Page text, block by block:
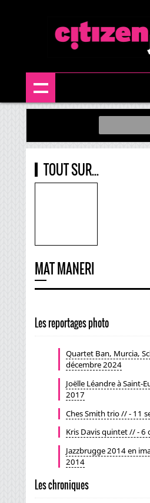
TOUT SUR...
MAT MANERI
Les reportages photo
Quartet Ban, Murcia,
décembre 2024
Joëlle Léandre à Saint-
2017
Ches Smith trio // - 11
Kris Davis quintet // - 6
Jazzbrugge 2014 en
2014
Les chroniques